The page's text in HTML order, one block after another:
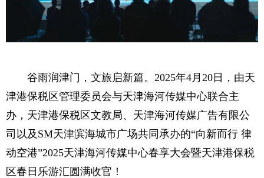
谷雨润津门，文旅启新篇。2025年4月20日，由天
津港保税区管理委员会与天津海河传媒中心联合主
办，天津港保税区文教局、天津海河传媒广告有限公
司以及SM天津滨海城市广场共同承办的“向新而行 律
动空港”2025天津海河传媒中心春享大会暨天津港保税
区春日乐游汇圆满收官！